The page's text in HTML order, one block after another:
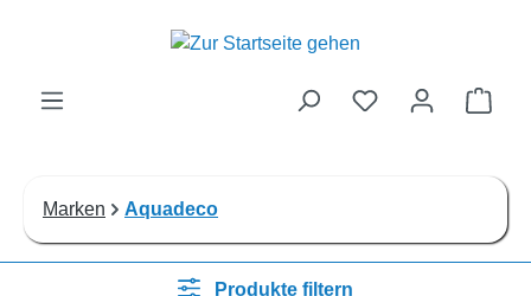
Zum Hauptinhalt springen
Marken Aquadeco
Produkte filtern